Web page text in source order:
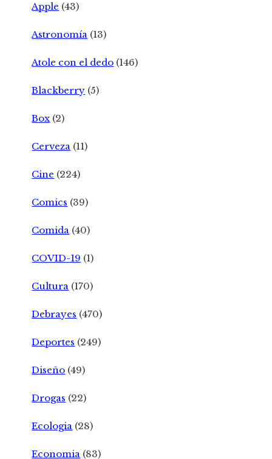
Apple (43)
Astronomía (13)
Atole con el dedo (146)
Blackberry (5)
Box (2)
Cerveza (11)
Cine (224)
Comics (39)
Comida (40)
COVID-19 (1)
Cultura (170)
Debrayes (470)
Deportes (249)
Diseño (49)
Drogas (22)
Ecologia (28)
Economia (83)